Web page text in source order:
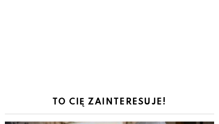
TO CIĘ ZAINTERESUJE!